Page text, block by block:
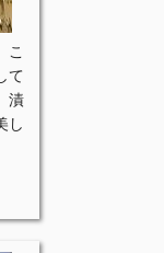
こ
て
漬
し